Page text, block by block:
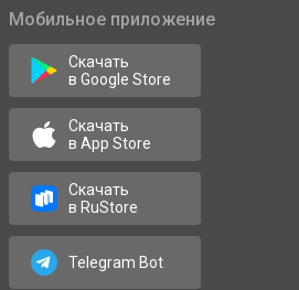
Мобильное приложение
Скачать
в Google Store
Скачать
в App Store
Скачать
в RuStore
Telegram Bot